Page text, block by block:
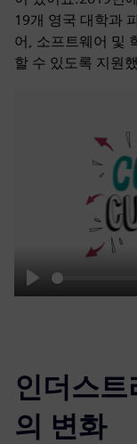
19개 영국 대학과
어, 소프트웨어 및
할 수 있도록 지원
Play
인더스
의 변화